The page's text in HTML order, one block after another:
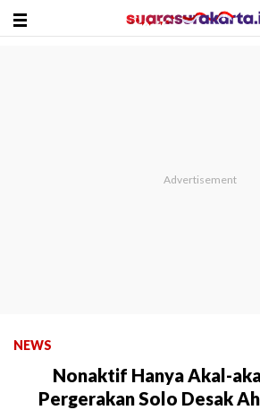
NEWS
Nonaktif Hanya Akal-
Pergerakan Solo Desak